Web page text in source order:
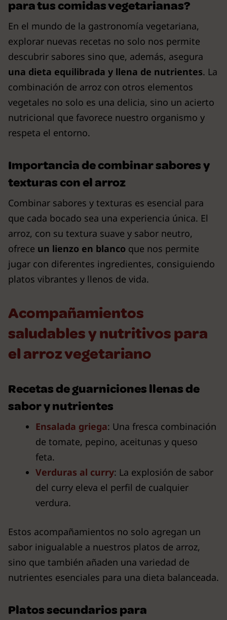
para tus comidas vegetarianas?
En el mundo de la gastronomía vegetariana,
explorar nuevas recetas no solo nos permite
descubrir sabores sino que, además, asegura
una dieta equilibrada y llena de nutrientes. La
combinación de arroz con otros elementos
vegetales no solo es una delicia, sino un acierto
nutricional que favorece nuestro organismo y
respeta el entorno.
Importancia de combinar sabores y
texturas con el arroz
Combinar sabores y texturas es esencial para
que cada bocado sea una experiencia única. El
arroz, con su textura suave y sabor neutro,
ofrece un lienzo en blanco que nos permite
jugar con diferentes ingredientes, consiguiendo
platos vibrantes y llenos de vida.
Acompañamientos
saludables y nutritivos para
el arroz vegetariano
Recetas de guarniciones llenas de
sabor y nutrientes
Ensalada griega: Una fresca combinación
de tomate, pepino, aceitunas y queso
feta.
Verduras al curry: La explosión de sabor
del curry eleva el perfil de cualquier
verdura.
Estos acompañamientos no solo agregan un
sabor inigualable a nuestros platos de arroz,
sino que también añaden una variedad de
nutrientes esenciales para una dieta balanceada.
Platos secundarios para